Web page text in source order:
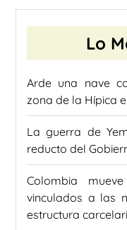
Lo
Arde una nave
zona de la Hípica
La guerra de
reducto del
Colombia
vinculados a las
estructura